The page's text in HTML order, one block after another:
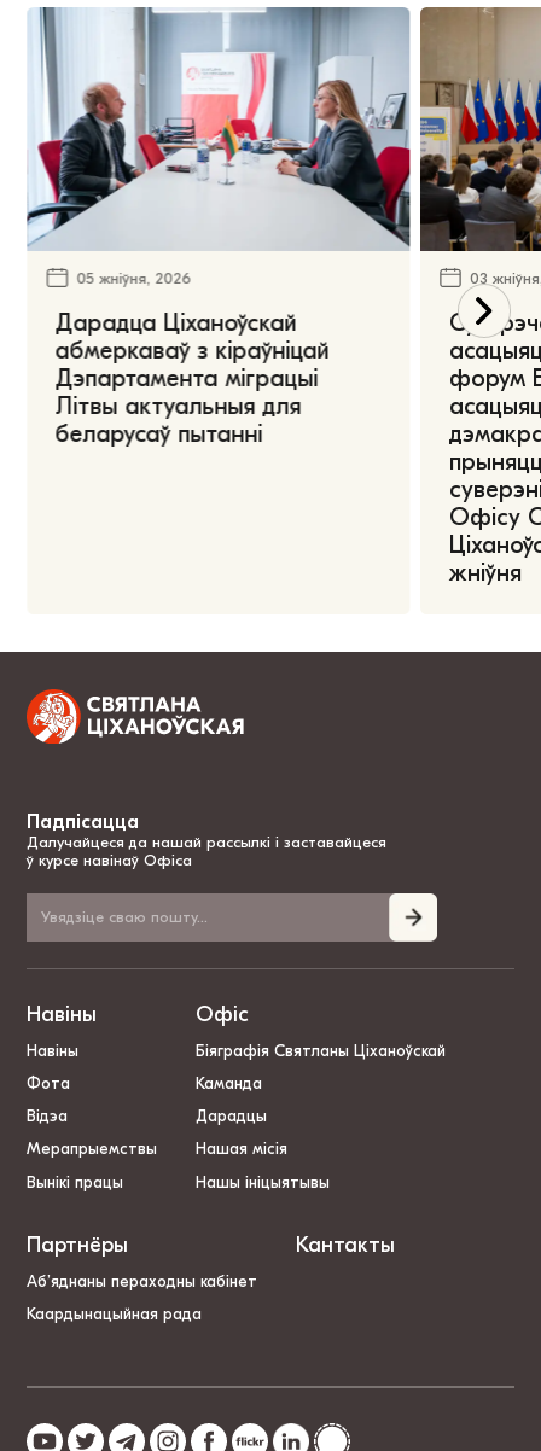
05 жніўня, 2026
Дарадца Ціханоўскай
абмеркаваў з кіраўніцай
Дэпартамента міграцыі
Літвы актуальныя для
беларусаў пытанні
03
форум
Офісу
жніўня
Падпісацца
Далучайцеся да нашай рассылкі і заставайцеся
ў курсе навінаў Офіса
Навіны
Навіны
Фота
Відэа
Мерапрыемствы
Вынікі працы
Офіс
Біяграфія Святланы Ціханоўскай
Каманда
Дарадцы
Нашая місія
Нашы ініцыятывы
Партнёры
Аб’яднаны пераходны кабінет
Каардынацыйная рада
Кантакты